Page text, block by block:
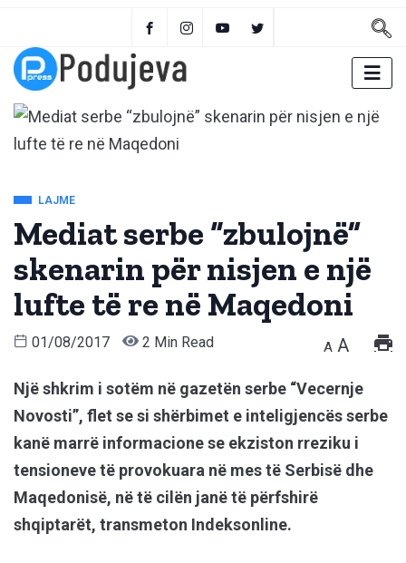
LAJME
Mediat serbe “zbulojnë”
skenarin për nisjen e një
lufte të re në Maqedoni
01/08/2017 2 Min Read A A
Një shkrim i sotëm në gazetën serbe “Vecernje
Novosti”, flet se si shërbimet e inteligjencës serbe
kanë marrë informacione se ekziston rreziku i
tensioneve të provokuara në mes të Serbisë dhe
Maqedonisë, në të cilën janë të përfshirë
shqiptarët, transmeton Indeksonline.